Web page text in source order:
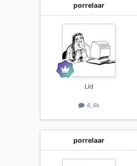
porrelaar
Lid
4,4k
porrelaar